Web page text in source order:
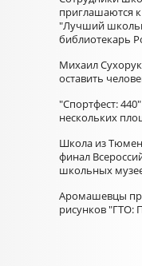
приглашаются
"Лучший
библиотекарь
Михаил
оставить
"Спортфест:
нескольких
Школа из
финал
школьных
Аромашевцы
рисунков "ГТО: